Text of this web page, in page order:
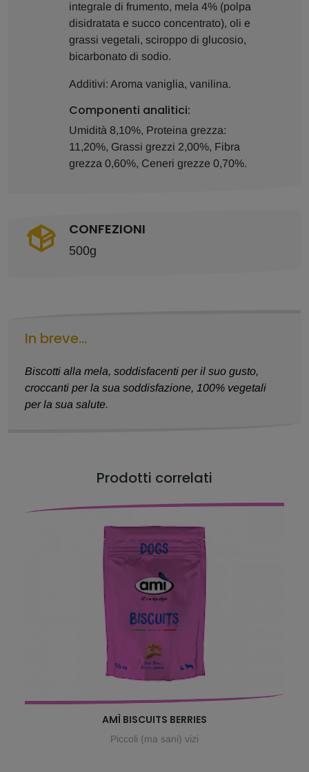
integrale di frumento, mela 4% (polpa
disidratata e succo concentrato), oli e
grassi vegetali, sciroppo di glucosio,
bicarbonato di sodio.
Additivi: Aroma vaniglia, vanilina.
Componenti analitici:
Umidità 8,10%, Proteina grezza:
11,20%, Grassi grezzi 2,00%, Fibra
grezza 0,60%, Ceneri grezze 0,70%.
CONFEZIONI
500g
In breve...
Biscotti alla mela, soddisfacenti per il suo gusto,
croccanti per la sua soddisfazione, 100% vegetali
per la sua salute.
Prodotti correlati
AMÌ BISCUITS BERRIES
Piccoli (ma sani) vizi